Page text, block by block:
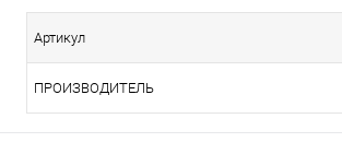
Артикул
ПРОИЗВОДИТЕЛЬ